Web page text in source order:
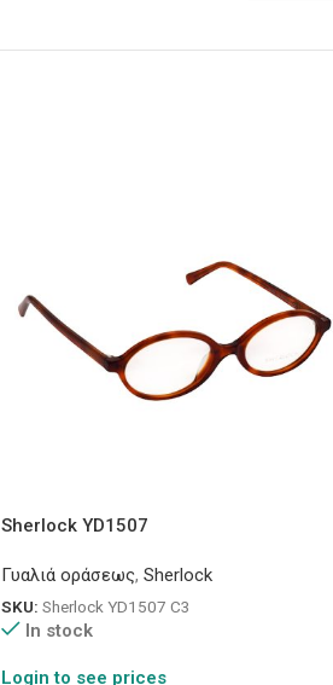
Sherlock YD1507
Γυαλιά οράσεως, Sherlock
SKU: Sherlock YD1507 C3
In stock
Login to see prices